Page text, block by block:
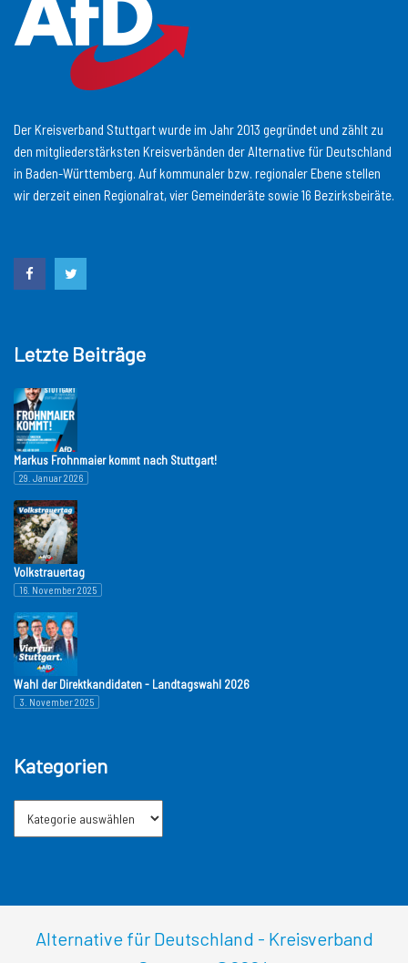
Der Kreisverband Stuttgart wurde im Jahr 2013 gegründet und zählt zu
den mitgliederstärksten Kreisverbänden der Alternative für Deutschland
in Baden-Württemberg. Auf kommunaler bzw. regionaler Ebene stellen
wir derzeit einen Regionalrat, vier Gemeinderäte sowie 16 Bezirksbeiräte.
Letzte Beiträge
Markus Frohnmaier kommt nach Stuttgart!
29. Januar 2026
Volkstrauertag
16. November 2025
Wahl der Direktkandidaten - Landtagswahl 2026
3. November 2025
Kategorien
Alternative für Deutschland - Kreisverband